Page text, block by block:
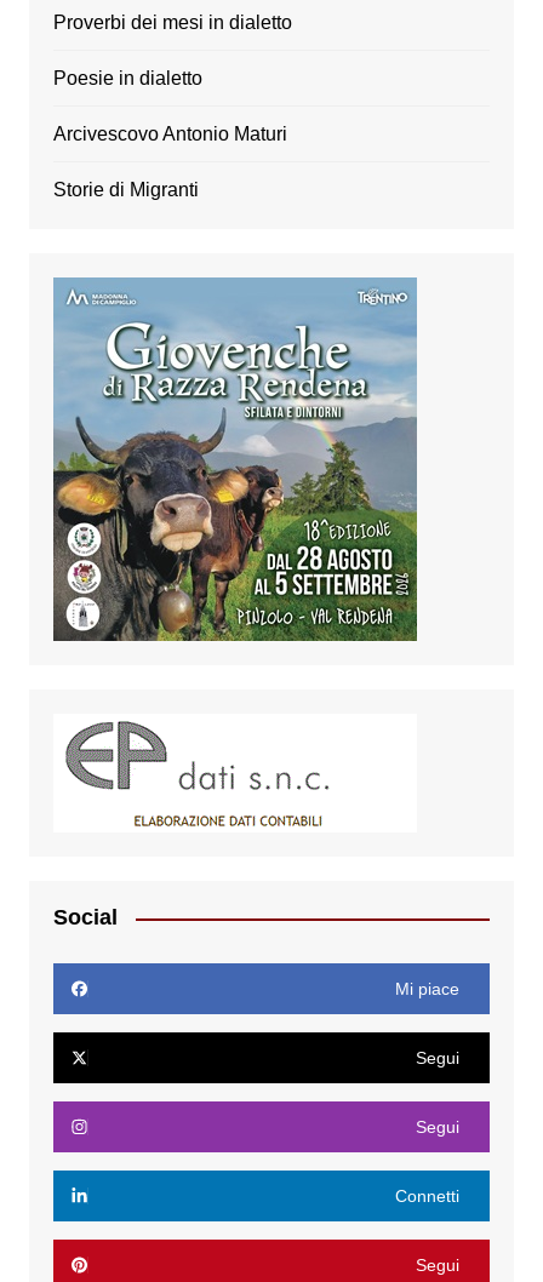
Proverbi dei mesi in dialetto
Poesie in dialetto
Arcivescovo Antonio Maturi
Storie di Migranti
Social
Mi piace
Segui
Segui
Connetti
Segui